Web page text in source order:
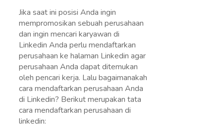
Jika saat ini posisi Anda ingin
mempromosikan sebuah perusahaan
dan ingin mencari karyawan di
Linkedin Anda perlu mendaftarkan
perusahaan ke halaman Linkedin agar
perusahaan Anda dapat ditemukan
oleh pencari kerja. Lalu bagaimanakah
cara mendaftarkan perusahaan Anda
di Linkedin? Berikut merupakan tata
cara mendaftarkan perusahaan di
linkedin: